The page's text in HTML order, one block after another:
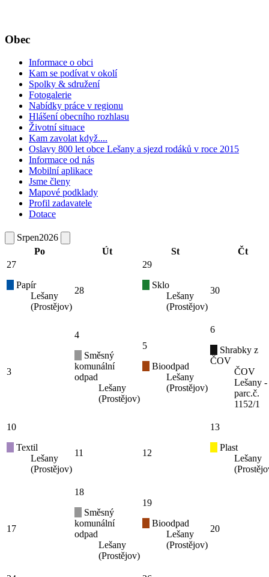
Obec
Informace o obci
Kam se podívat v okolí
Spolky & sdružení
Fotogalerie
Nabídky práce v regionu
Hlášení obecního rozhlasu
Životní situace
Kam zavolat když....
Oslavy 800 let obce Lešany a sjezd rodáků v roce 2015
Informace od nás
Mobilní aplikace
Jsme členy
Mapové podklady
Profil zadavatele
Dotace
Srpen2026
Po
Út St
Čt
27
Papír
Lešany
(Prostějov)
28
29
Sklo
Lešany
(Prostějov)
30
3
4
Směsný
komunální
odpad
Lešany
(Prostějov)
5
Bioodpad
Lešany
(Prostějov)
6
Shrabky z
ČOV
ČOV
Lešany -
parc.č.
1152/1
10
Textil
Lešany
(Prostějov)
11 12
13
Plast
Lešany
17
18
Směsný
komunální
odpad
Lešany
(Prostějov)
19
Bioodpad
Lešany
(Prostějov)
20